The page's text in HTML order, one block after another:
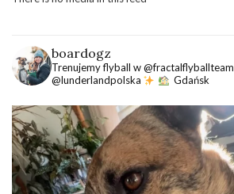
boardogz
Trenujemy flyball w @fractalflyballteam
@lunderlandpolska
Gdańsk